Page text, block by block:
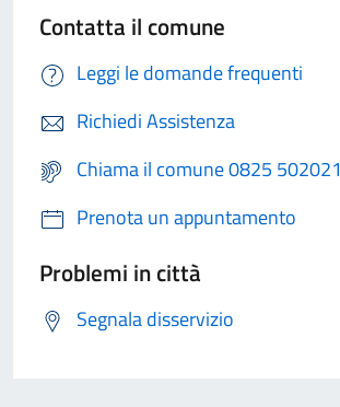
Contatta il comune
Leggi le domande frequenti
Richiedi Assistenza
Chiama il comune 0825 502021
Prenota un appuntamento
Problemi in città
Segnala disservizio